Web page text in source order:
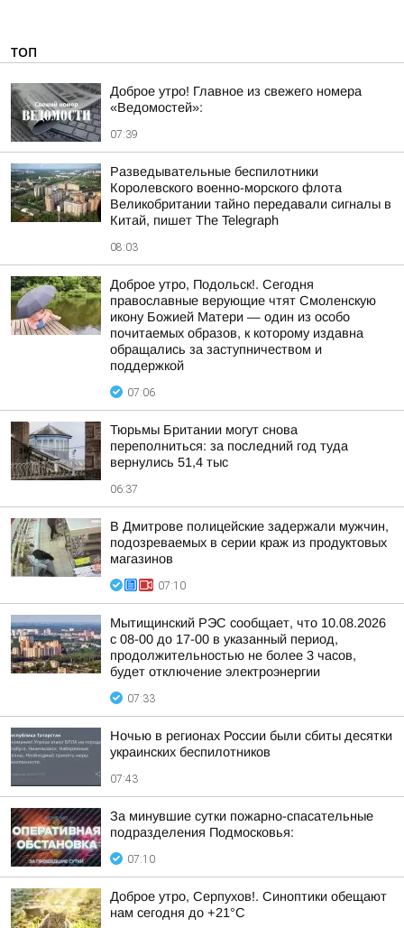
ТОП
Доброе утро! Главное из свежего номера
«Ведомостей»:
07:39
Разведывательные беспилотники
Королевского военно-морского флота
Великобритании тайно передавали сигналы в
Китай, пишет The Telegraph
08:03
Доброе утро, Подольск!. Сегодня
православные верующие чтят Смоленскую
икону Божией Матери — один из особо
почитаемых образов, к которому издавна
обращались за заступничеством и
поддержкой
07:06
Тюрьмы Британии могут снова
переполниться: за последний год туда
вернулись 51,4 тыс
06:37
В Дмитрове полицейские задержали мужчин,
подозреваемых в серии краж из продуктовых
магазинов
07:10
Мытищинский РЭС сообщает, что 10.08.2026
с 08-00 до 17-00 в указанный период,
продолжительностью не более 3 часов,
будет отключение электроэнергии
07:33
Ночью в регионах России были сбиты десятки
украинских беспилотников
07:43
За минувшие сутки пожарно-спасательные
подразделения Подмосковья:
07:10
Доброе утро, Серпухов!. Синоптики обещают
нам сегодня до +21°C